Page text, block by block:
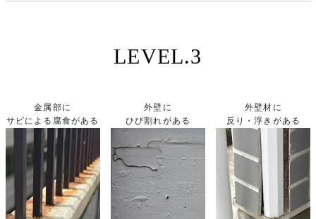
LEVEL.3
金属部に
サビによる腐食がある
外壁に
ひび割れがある
外壁材に
反り・浮きがある